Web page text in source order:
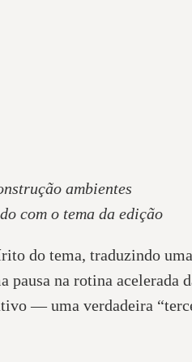
ambientes
com o tema da edição
do tema, traduzindo
na rotina acelerada
— uma verdadeira